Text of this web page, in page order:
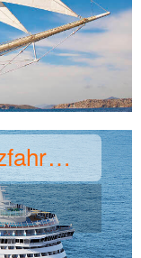
Deutschsprachige Kreuzfahrten